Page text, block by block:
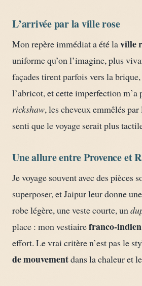
L’arrivée par la ville rose
Mon repère immédiat a été laville
uniforme qu’on l’imagine, plus
façades tirent parfois vers la
l’abricot, et cette imperfection m’a
rickshaw, les cheveux emmêlés
senti que le voyage serait plus
Une allure entre Provence et
Je voyage souvent avec des pièces
superposer, et Jaipur leur donne
robe légère, une veste courte, un
place : mon vestiairefranco-indien
effort. Le vrai critère n’est pas le
de mouvementdans la chaleur et